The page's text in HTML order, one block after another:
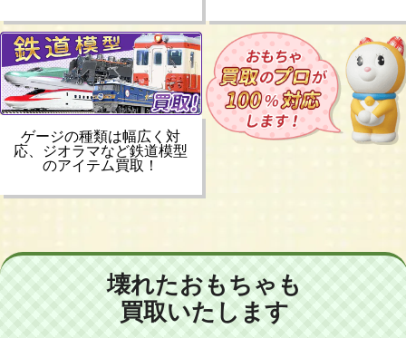
ゲージの種類は幅広く対
応、ジオラマなど鉄道模型
のアイテム買取！
壊れたおもちゃも
買取いたします